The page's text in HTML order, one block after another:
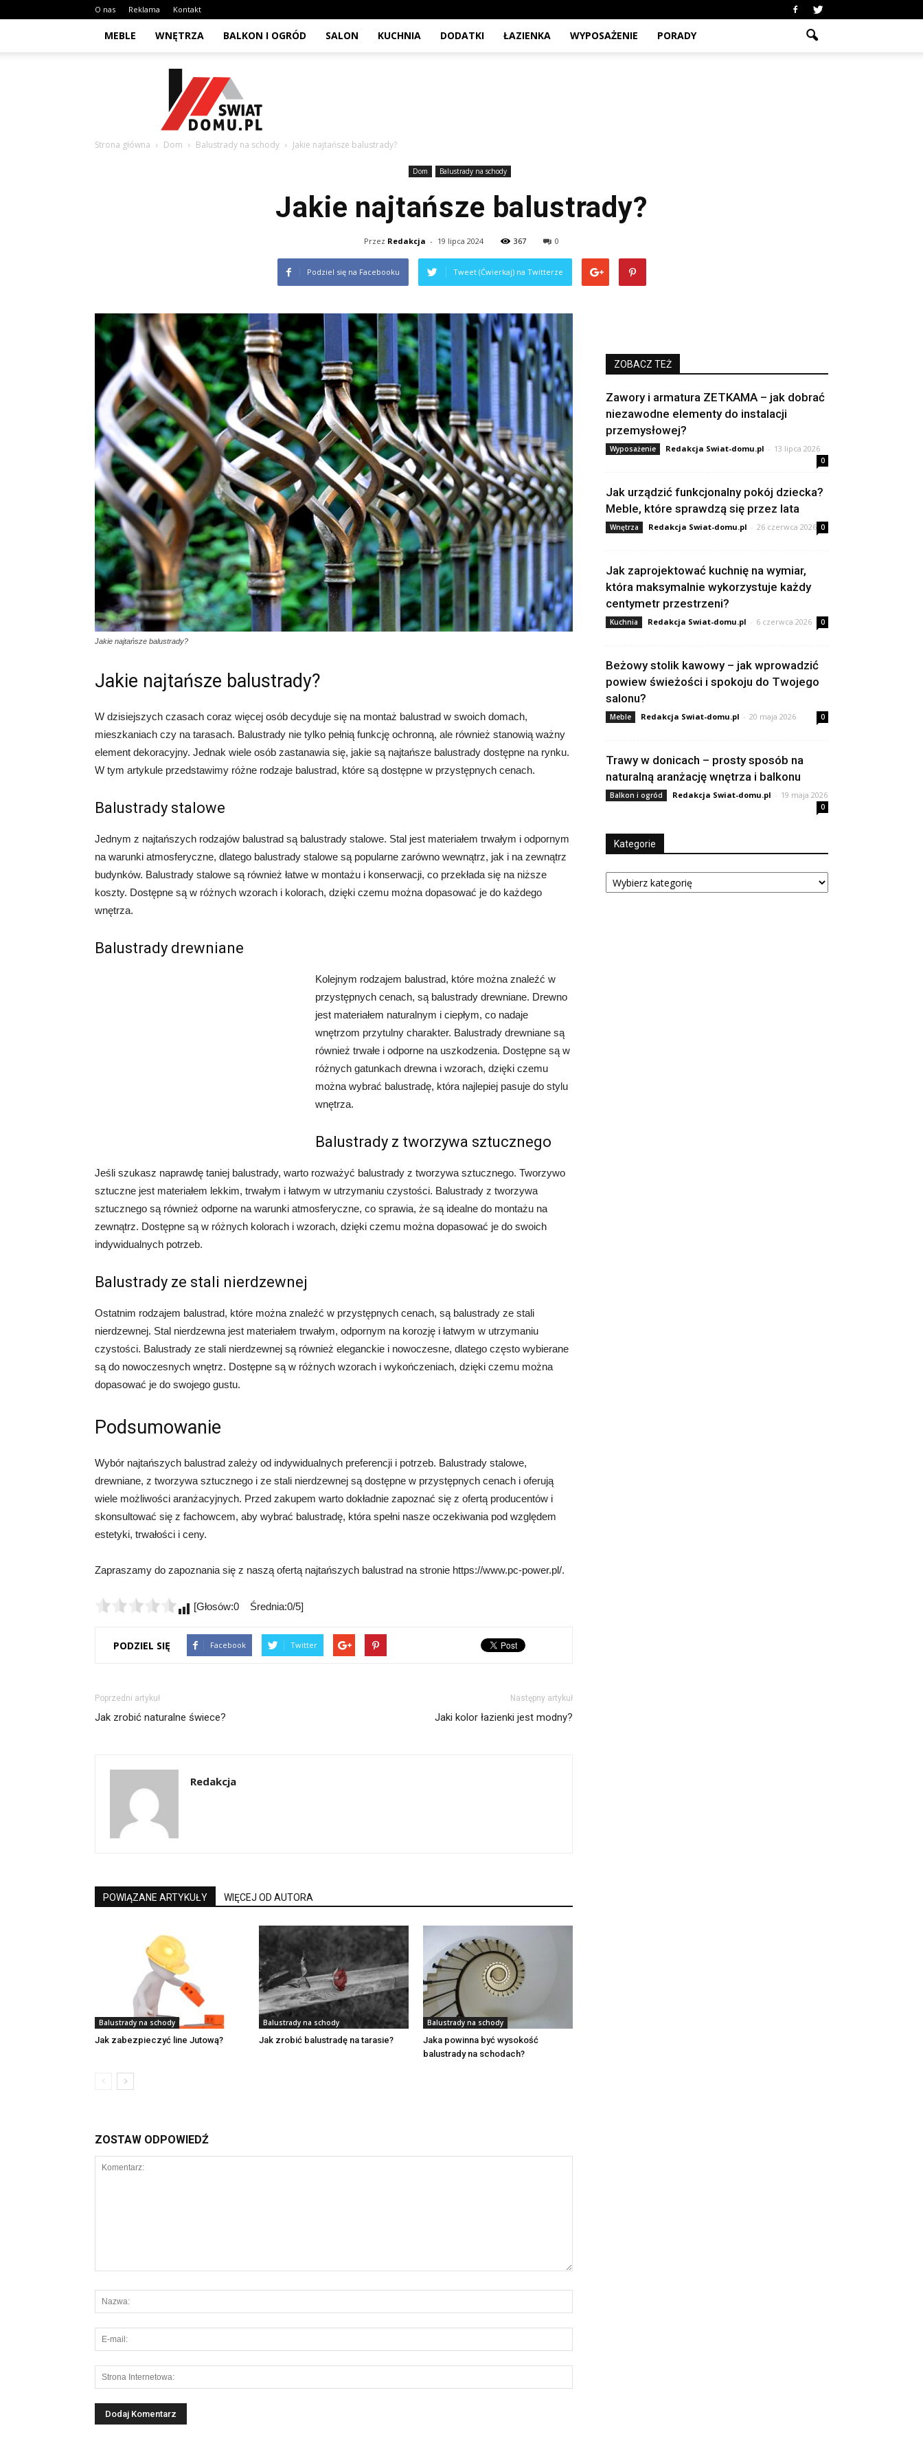
O nas Reklama Kontakt
MEBLE WNĘTRZA BALKON I OGRÓD SALON KUCHNIA DODATKI ŁAZIENKA WYPOSAŻENIE PORADY
Strona główna Dom Balustrady na schody Jakie najtańsze balustrady?
Dom Balustrady na schody
Jakie najtańsze balustrady?
Przez Redakcja - 19 lipca 2024 367 0
Podziel się na Facebooku Tweet (Ćwierkaj) na Twitterze
Jakie najtańsze balustrady?
Jakie najtańsze balustrady?
W dzisiejszych czasach coraz więcej osób decyduje się na montaż balustrad w swoich domach,
mieszkaniach czy na tarasach. Balustrady nie tylko pełnią funkcję ochronną, ale również stanowią ważny
element dekoracyjny. Jednak wiele osób zastanawia się, jakie są najtańsze balustrady dostępne na rynku.
W tym artykule przedstawimy różne rodzaje balustrad, które są dostępne w przystępnych cenach.
Balustrady stalowe
Jednym z najtańszych rodzajów balustrad są balustrady stalowe. Stal jest materiałem trwałym i odpornym
na warunki atmosferyczne, dlatego balustrady stalowe są popularne zarówno wewnątrz, jak i na zewnątrz
budynków. Balustrady stalowe są również łatwe w montażu i konserwacji, co przekłada się na niższe
koszty. Dostępne są w różnych wzorach i kolorach, dzięki czemu można dopasować je do każdego
wnętrza.
Balustrady drewniane
Kolejnym rodzajem balustrad, które można znaleźć w
przystępnych cenach, są balustrady drewniane. Drewno
jest materiałem naturalnym i ciepłym, co nadaje
wnętrzom przytulny charakter. Balustrady drewniane są
również trwałe i odporne na uszkodzenia. Dostępne są w
różnych gatunkach drewna i wzorach, dzięki czemu
można wybrać balustradę, która najlepiej pasuje do stylu
wnętrza.
Balustrady z tworzywa sztucznego
Jeśli szukasz naprawdę taniej balustrady, warto rozważyć balustrady z tworzywa sztucznego. Tworzywo
sztuczne jest materiałem lekkim, trwałym i łatwym w utrzymaniu czystości. Balustrady z tworzywa
sztucznego są również odporne na warunki atmosferyczne, co sprawia, że są idealne do montażu na
zewnątrz. Dostępne są w różnych kolorach i wzorach, dzięki czemu można dopasować je do swoich
indywidualnych potrzeb.
Balustrady ze stali nierdzewnej
Ostatnim rodzajem balustrad, które można znaleźć w przystępnych cenach, są balustrady ze stali
nierdzewnej. Stal nierdzewna jest materiałem trwałym, odpornym na korozję i łatwym w utrzymaniu
czystości. Balustrady ze stali nierdzewnej są również eleganckie i nowoczesne, dlatego często wybierane
są do nowoczesnych wnętrz. Dostępne są w różnych wzorach i wykończeniach, dzięki czemu można
dopasować je do swojego gustu.
Podsumowanie
Wybór najtańszych balustrad zależy od indywidualnych preferencji i potrzeb. Balustrady stalowe,
drewniane, z tworzywa sztucznego i ze stali nierdzewnej są dostępne w przystępnych cenach i oferują
wiele możliwości aranżacyjnych. Przed zakupem warto dokładnie zapoznać się z ofertą producentów i
skonsultować się z fachowcem, aby wybrać balustradę, która spełni nasze oczekiwania pod względem
estetyki, trwałości i ceny.
Zapraszamy do zapoznania się z naszą ofertą najtańszych balustrad na stronie https://www.pc-power.pl/.
[Głosów:0 Średnia:0/5]
PODZIEL SIĘ Facebook Twitter
Poprzedni artykuł
Jak zrobić naturalne świece?
Następny artykuł
Jaki kolor łazienki jest modny?
Redakcja
POWIĄZANE ARTYKUŁY WIĘCEJ OD AUTORA
Balustrady na schody
Jak zabezpieczyć line Jutową?
Balustrady na schody
Jak zrobić balustradę na tarasie?
Balustrady na schody
Jaka powinna być wysokość
balustrady na schodach?
ZOSTAW ODPOWIEDŹ
ZOBACZ TEŻ
Zawory i armatura ZETKAMA – jak dobrać
niezawodne elementy do instalacji
przemysłowej?
Wyposażenie Redakcja Swiat-domu.pl - 13 lipca 2026
0
Jak urządzić funkcjonalny pokój dziecka?
Meble, które sprawdzą się przez lata
Wnętrza Redakcja Swiat-domu.pl - 26 czerwca 2026 0
Jak zaprojektować kuchnię na wymiar,
która maksymalnie wykorzystuje każdy
centymetr przestrzeni?
Kuchnia Redakcja Swiat-domu.pl - 6 czerwca 2026 0
Beżowy stolik kawowy – jak wprowadzić
powiew świeżości i spokoju do Twojego
salonu?
Meble Redakcja Swiat-domu.pl - 20 maja 2026 0
Trawy w donicach – prosty sposób na
naturalną aranżację wnętrza i balkonu
Balkon i ogród Redakcja Swiat-domu.pl - 19 maja 2026
0
Kategorie
Kategorie